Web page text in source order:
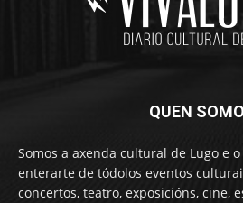
QUEN
Somos a axenda cultural de Lugo e
enterarte de tódolos eventos
concertos, teatro, exposicións, cine,